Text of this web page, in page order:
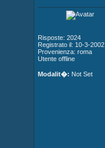
Risposte: 2024
Registrato il: 10-3-2002
Provenienza: roma
Utente offline
Modalit�: Not Set